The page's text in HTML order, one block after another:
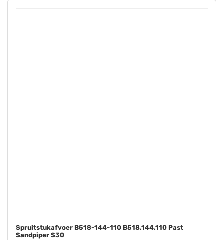
Diafragma Santoprene FDA B286-098-351 B286.098.351
Past bij Sandpiper S30